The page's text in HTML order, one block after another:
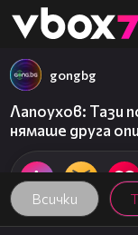
👾
Всички
gongbg
Лапоухов: Тази
нямаше друга
07:38